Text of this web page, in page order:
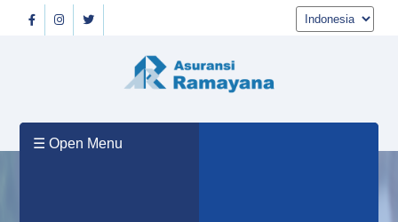
☰ Open Menu
Tentang